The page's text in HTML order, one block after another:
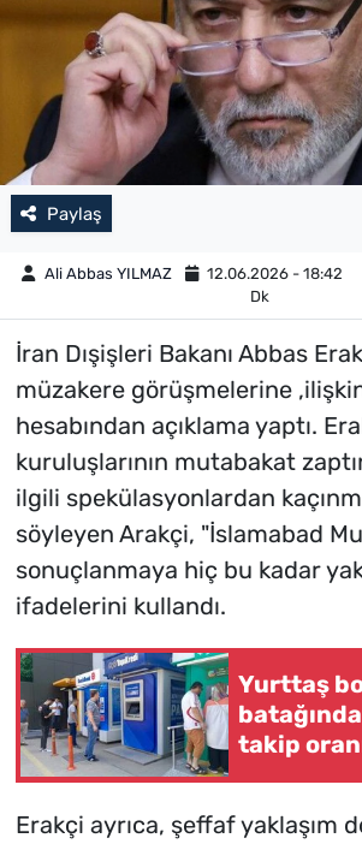
Paylaş
Ali Abbas YILMAZ 12.06.2026 - 18:42
Dk
İran Dışişleri Bakanı Abbas
müzakere görüşmelerine
hesabından açıklama yaptı.
kuruluşlarının mutabakat
ilgili spekülasyonlardan
söyleyen Arakçi, "İslamabad
sonuçlanmaya hiç bu kadar
ifadelerini kullandı.
Yurttaş
takip
Erakçi ayrıca, şeffaf yaklaşım